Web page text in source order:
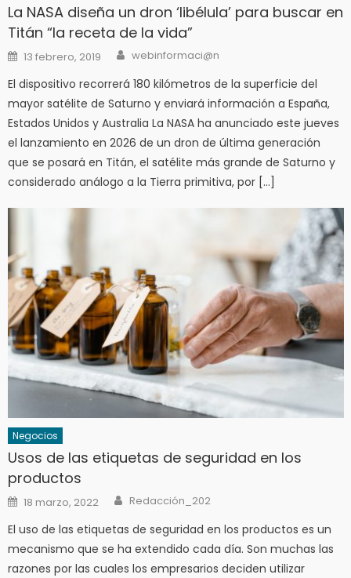
La NASA diseña un dron ‘libélula’ para buscar en
Titán “la receta de la vida”
Posted
on
13 febrero, 2019 Author
webinformaci@n
El dispositivo recorrerá 180 kilómetros de la superficie del
mayor satélite de Saturno y enviará información a España,
Estados Unidos y Australia La NASA ha anunciado este jueves
el lanzamiento en 2026 de un dron de última generación
que se posará en Titán, el satélite más grande de Saturno y
considerado análogo a la Tierra primitiva, por […]
Negocios
Usos de las etiquetas de seguridad en los
productos
Posted
on
18 marzo, 2022 Author
Redacción_202
El uso de las etiquetas de seguridad en los productos es un
mecanismo que se ha extendido cada día. Son muchas las
razones por las cuales los empresarios deciden utilizar